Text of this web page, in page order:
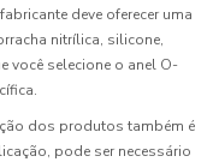
deve oferecer uma
nitrílica, silicone,
você selecione o anel O-
dos produtos também é
pode ser necessário